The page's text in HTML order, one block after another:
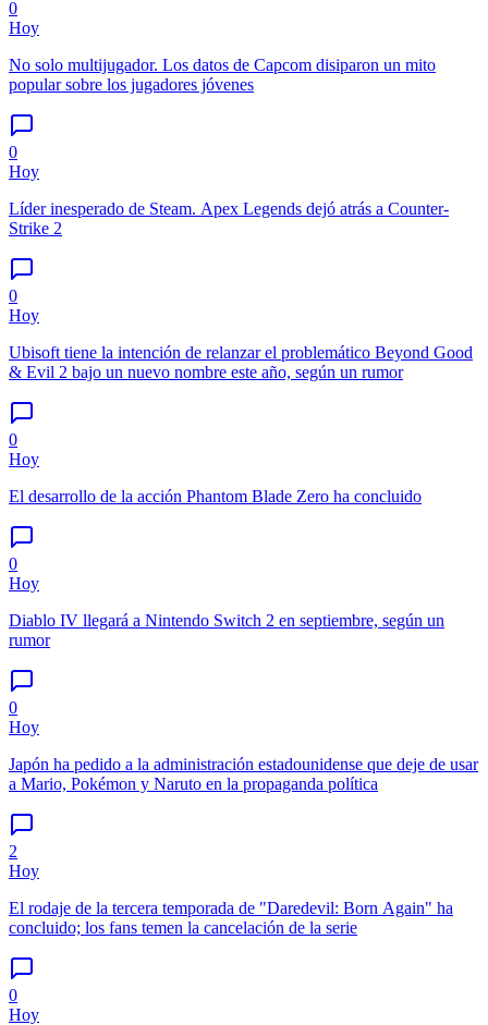
0
Hoy
No solo multijugador. Los datos de Capcom disiparon un mito
popular sobre los jugadores jóvenes
0
Hoy
Líder inesperado de Steam. Apex Legends dejó atrás a Counter-
Strike 2
0
Hoy
Ubisoft tiene la intención de relanzar el problemático Beyond Good
& Evil 2 bajo un nuevo nombre este año, según un rumor
0
Hoy
El desarrollo de la acción Phantom Blade Zero ha concluido
0
Hoy
Diablo IV llegará a Nintendo Switch 2 en septiembre, según un
rumor
0
Hoy
Japón ha pedido a la administración estadounidense que deje de usar
a Mario, Pokémon y Naruto en la propaganda política
2
Hoy
El rodaje de la tercera temporada de "Daredevil: Born Again" ha
concluido; los fans temen la cancelación de la serie
0
Hoy